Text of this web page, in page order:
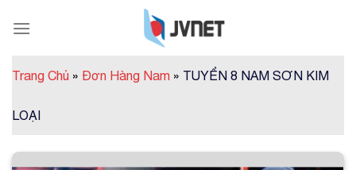
Trang Chủ » Đơn Hàng Nam » TUYỂN 8 NAM SƠN KIM
LOẠI